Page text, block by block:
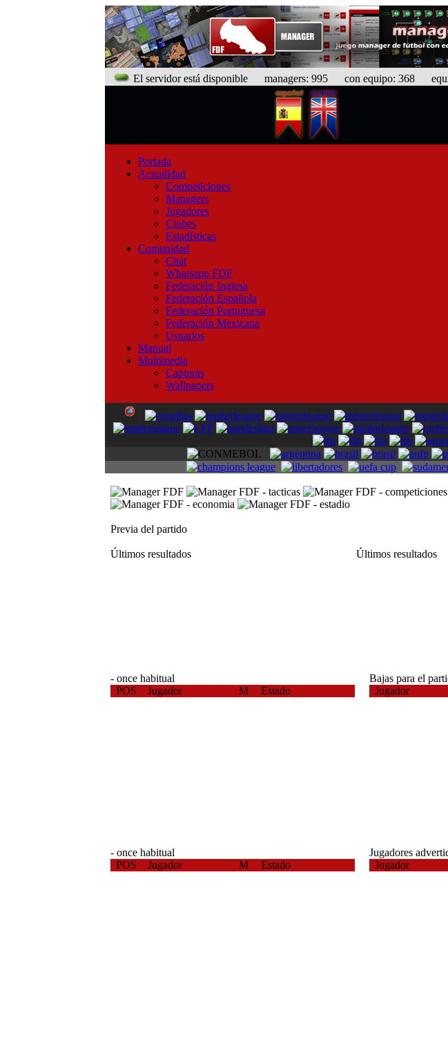
El servidor está disponible managers: 995 con equipo: 368
Portada
Actualidad
Competiciones
Managers
Jugadores
Clubes
Estadísticas
Comunidad
Chat
Whatsapp FDF
Federación Inglesa
Federación Española
Federación Portuguesa
Federación Mexicana
Usuarios
Manual
Multimedia
Capturas
Wallpapers
Previa del partido
Últimos resultados Últimos resultados
- once habitual
Bajas para el
POS
Jugador M Estado Jugador
- once habitual
Jugadores
POS
Jugador M Estado Jugador